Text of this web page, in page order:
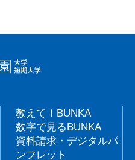
教えて！BUNKA
数字で見るBUNKA
資料請求・デジタルパ
ンフレット